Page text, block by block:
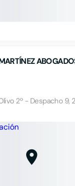
2º - Despacho 9,